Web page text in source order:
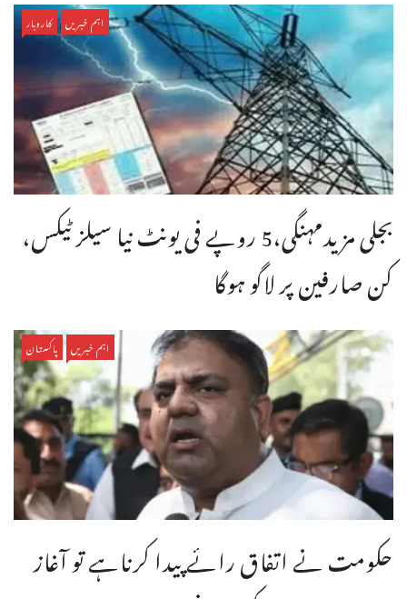
اہم خبریں کاروبار
بجلی مزیدمہنگی،5 روپے فی یونٹ نیا سیلز ٹیکس،
کن صارفین پر لاگو ہوگا
اہم خبریں پاکستان
حکومت نے اتفاق رائے پیدا کرناہے تو آغاز